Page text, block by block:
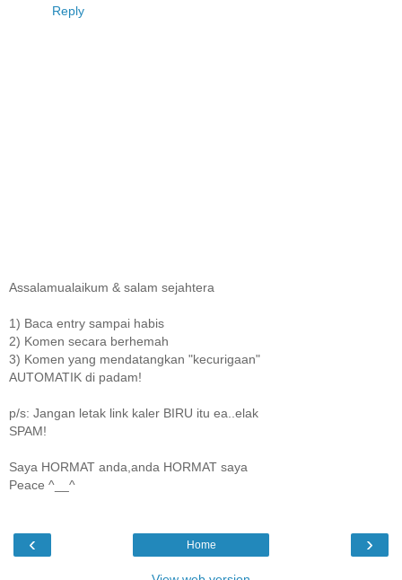
Reply
Assalamualaikum & salam sejahtera
1) Baca entry sampai habis
2) Komen secara berhemah
3) Komen yang mendatangkan "kecurigaan"
AUTOMATIK di padam!
p/s: Jangan letak link kaler BIRU itu ea..elak
SPAM!
Saya HORMAT anda,anda HORMAT saya
Peace ^__^
‹ ›
Home